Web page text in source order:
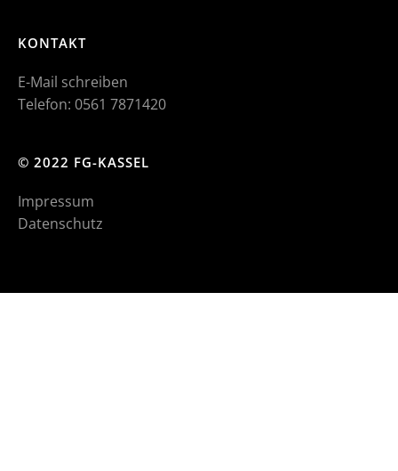
KONTAKT
E-Mail schreiben
Telefon: 0561 7871420
© 2022 FG-KASSEL
Impressum
Datenschutz